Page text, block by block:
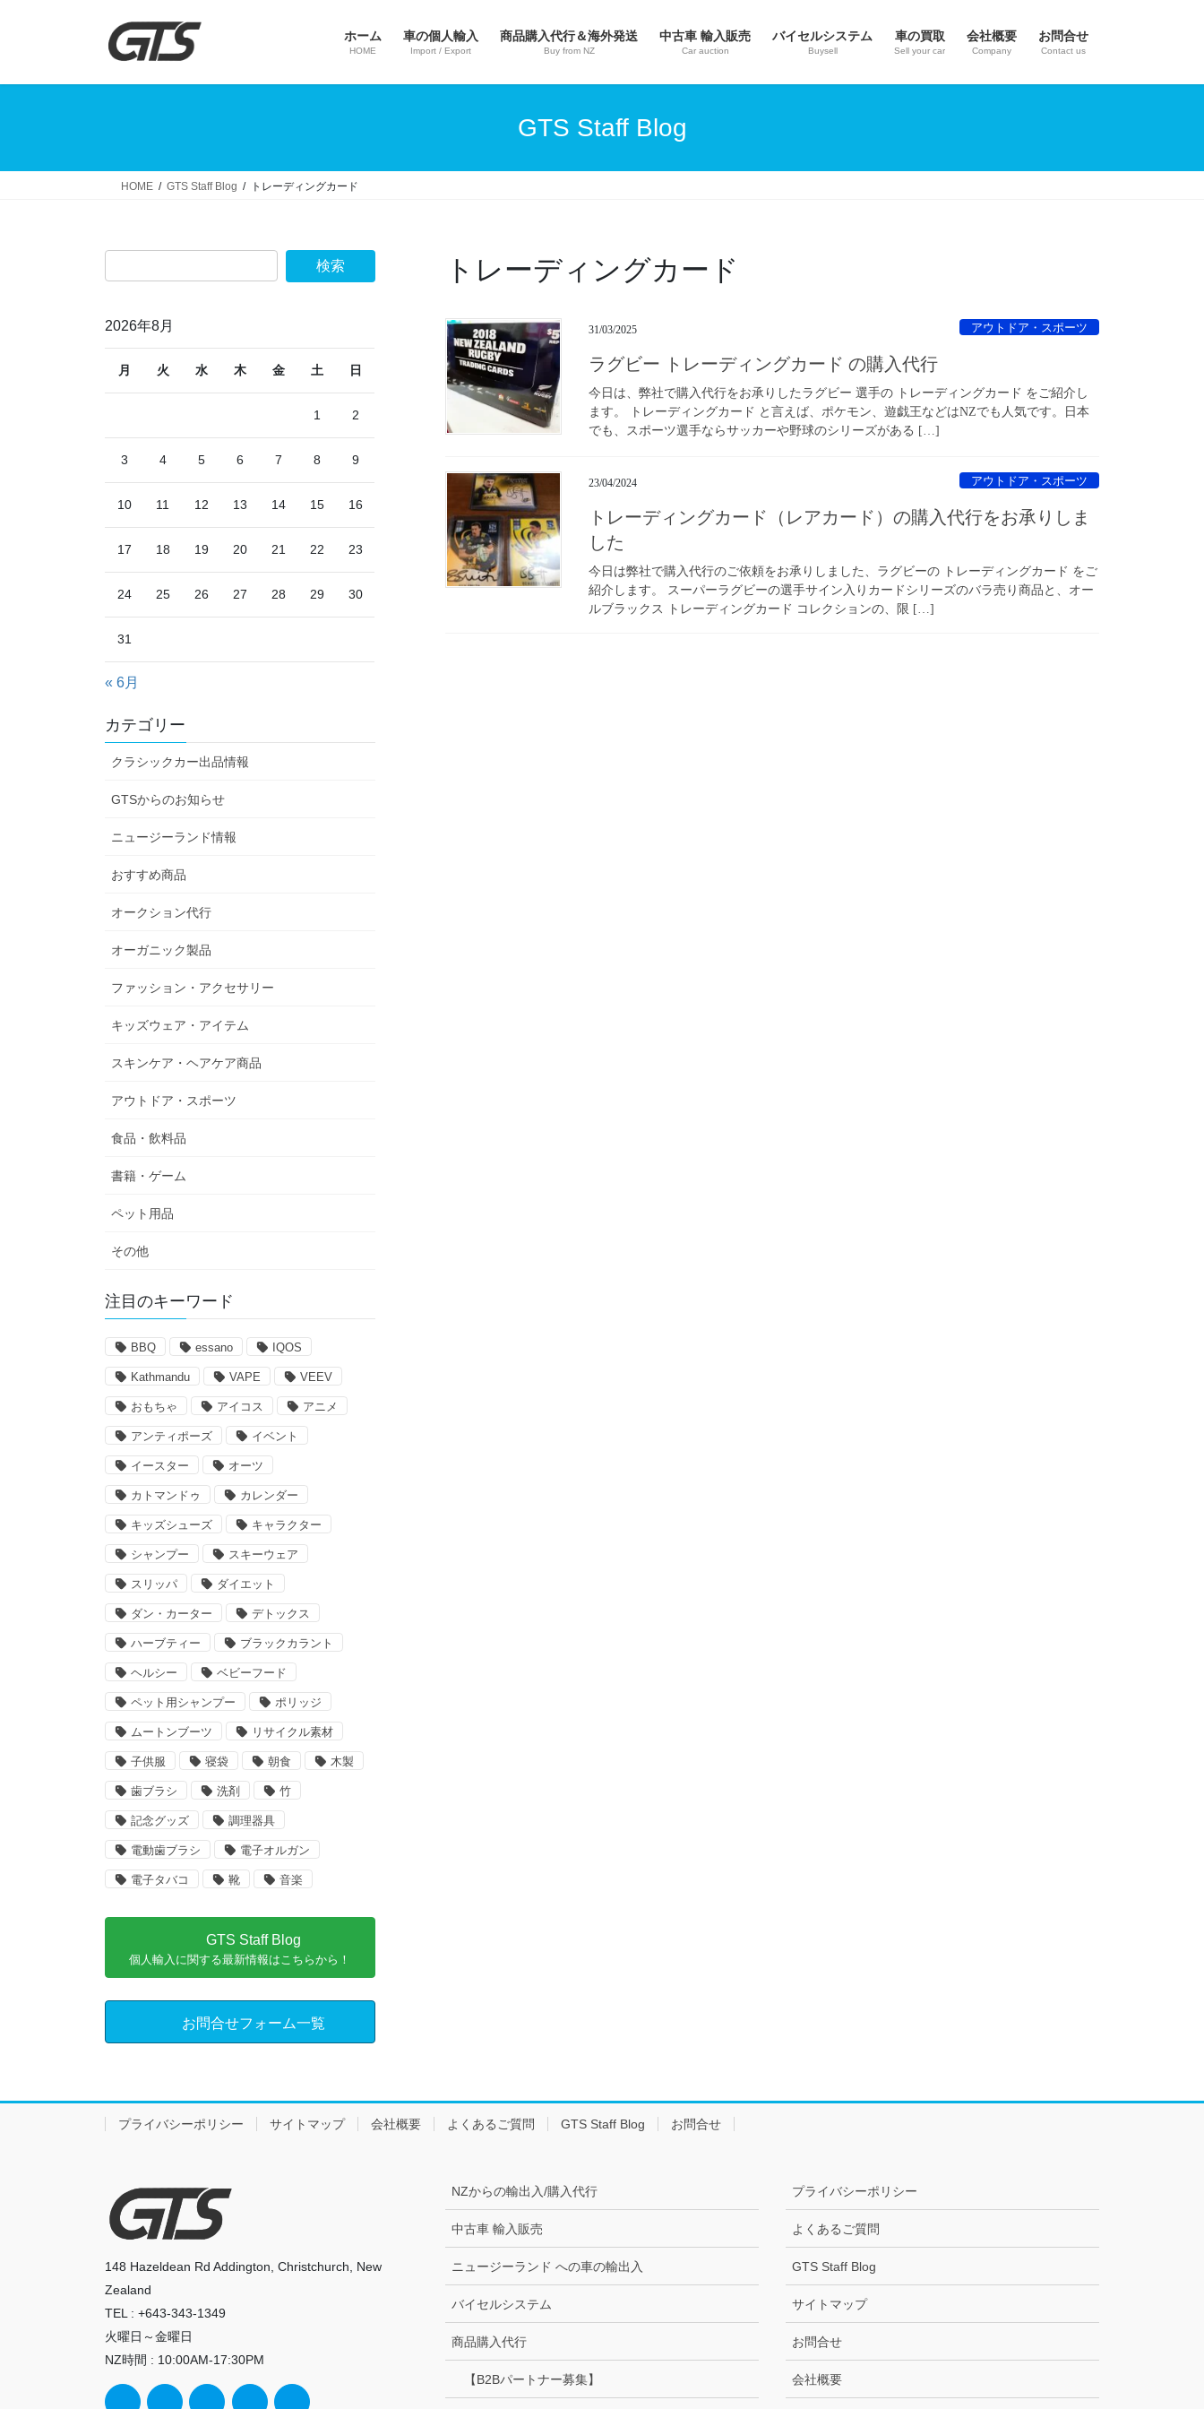
ホーム
HOME
車の個人輸入
Import / Export
商品購入代行＆海外発送
Buy from NZ
中古車 輸入販売
Car auction
バイセルシステム
Buysell
車の買取
Sell your car
会社概要
Company
お問合せ
Contact us
GTS Staff Blog
HOME GTS Staff Blog トレーディングカード
トレーディングカード
31/03/2025 アウトドア・スポーツ
ラグビー トレーディングカード の購入代行
今日は、弊社で購入代行をお承りしたラグビー 選手の トレーディングカード をご紹介し
ます。 トレーディングカード と言えば、ポケモン、遊戯王などはNZでも人気です。日本
でも、スポーツ選手ならサッカーや野球のシリーズがある […]
23/04/2024 アウトドア・スポーツ
トレーディングカード（レアカード）の購入代行をお承りしま
した
今日は弊社で購入代行のご依頼をお承りしました、ラグビーの トレーディングカード をご
紹介します。 スーパーラグビーの選手サイン入りカードシリーズのバラ売り商品と、オー
ルブラックス トレーディングカード コレクションの、限 […]
2026年8月
月 火 水 木 金 土 日
1 2
3 4 5 6 7 8 9
10 11 12 13 14 15 16
17 18 19 20 21 22 23
24 25 26 27 28 29 30
31
« 6月
カテゴリー
クラシックカー出品情報
GTSからのお知らせ
ニュージーランド情報
おすすめ商品
オークション代行
オーガニック製品
ファッション・アクセサリー
キッズウェア・アイテム
スキンケア・ヘアケア商品
アウトドア・スポーツ
食品・飲料品
書籍・ゲーム
ペット用品
その他
注目のキーワード
BBQ essano IQOS
Kathmandu VAPE VEEV
おもちゃ アイコス アニメ
アンティポーズ イベント
イースター オーツ
カトマンドゥ カレンダー
キッズシューズ キャラクター
シャンプー スキーウェア
スリッパ ダイエット
ダン・カーター デトックス
ハーブティー ブラックカラント
ヘルシー ベビーフード
ペット用シャンプー ポリッジ
ムートンブーツ リサイクル素材
子供服 寝袋 朝食 木製
歯ブラシ 洗剤 竹
記念グッズ 調理器具
電動歯ブラシ 電子オルガン
電子タバコ 靴 音楽
GTS Staff Blog
個人輸入に関する最新情報はこちらから！
お問合せフォーム一覧
プライバシーポリシー サイトマップ 会社概要 よくあるご質問 GTS Staff Blog お問合せ
148 Hazeldean Rd Addington, Christchurch, New
Zealand
TEL : +643-343-1349
火曜日～金曜日
NZ時間 : 10:00AM-17:30PM
NZからの輸出入/購入代行
中古車 輸入販売
ニュージーランド への車の輸出入
バイセルシステム
商品購入代行
【B2Bパートナー募集】
プライバシーポリシー
よくあるご質問
GTS Staff Blog
サイトマップ
お問合せ
会社概要